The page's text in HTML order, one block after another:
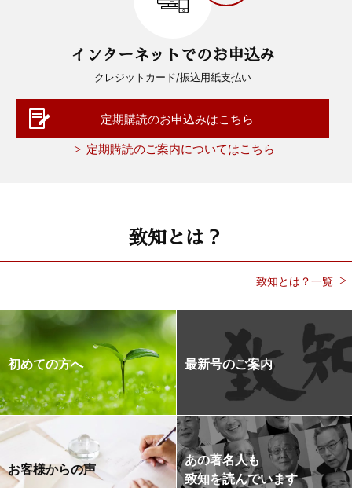
インターネットでのお申込み
クレジットカード/振込用紙支払い
定期購読のお申込みはこちら
定期購読のご案内についてはこちら
致知とは？
致知とは？一覧
初めての方へ 最新号のご案内
お客様からの声
あの著名人も
致知を読んでいます